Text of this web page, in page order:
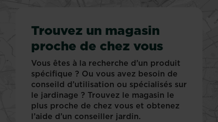
Trouvez un magasin
proche de chez vous
Vous êtes à la recherche d’un produit
spécifique ? Ou vous avez besoin de
conseild d’utilisation ou spécialisés sur
le jardinage ? Trouvez le magasin le
plus proche de chez vous et obtenez
l’aide d’un conseiller jardin.